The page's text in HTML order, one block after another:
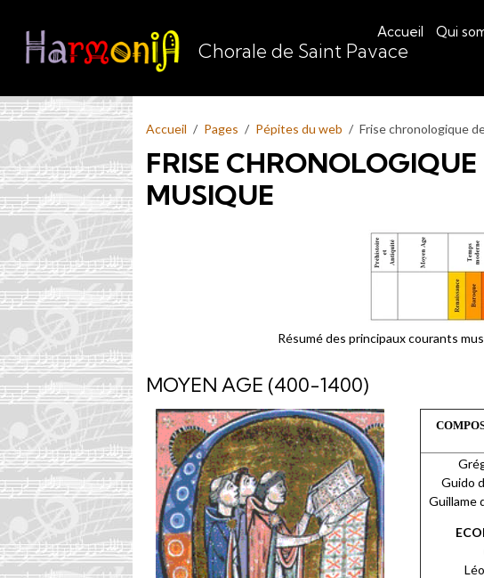
Chorale de Saint Pavace
Accueil Qui
Accueil Pages Pépites du web Frise chronologique
FRISE
MUSIQUE
Résumé des principaux courants
MOYEN AGE (400-1400)
Guido
Guillame